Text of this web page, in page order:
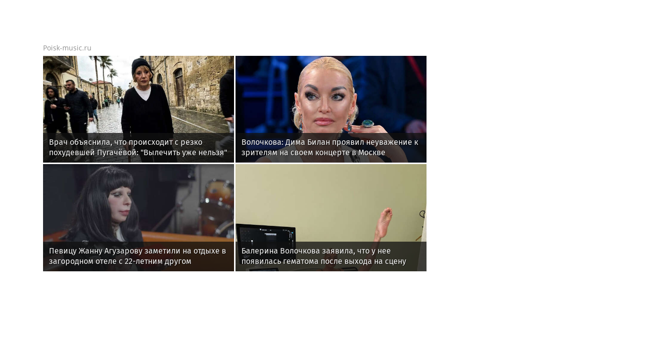
Poisk-music.ru
Врач объяснила, что происходит с резко
похудевшей Пугачёвой: "Вылечить уже нельзя"
Волочкова: Дима Билан проявил неуважение к
зрителям на своем концерте в Москве
Певицу Жанну Агузарову заметили на отдыхе в
загородном отеле с 22-летним другом
Балерина Волочкова заявила, что у нее
появилась гематома после выхода на сцену